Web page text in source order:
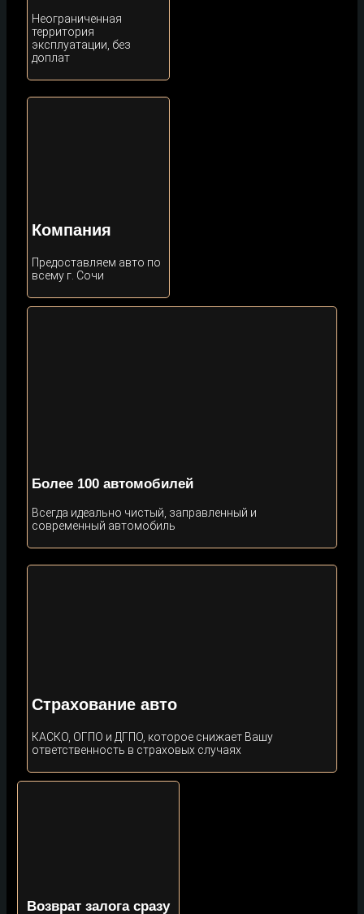
Неограниченная
территория
эксплуатации, без
доплат
Компания
Предоставляем авто по
всему г. Сочи
Более 100 автомобилей
Всегда идеально чистый, заправленный и
современный автомобиль
Страхование авто
КАСКО, ОГПО и ДГПО, которое снижает Вашу
ответственность в страховых случаях
Возврат залога сразу